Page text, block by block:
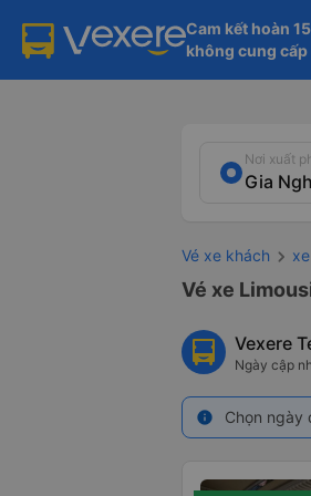
Cam kết hoàn
không cung
Nơi xuất
Vé xe khách
Vé xe
Vexere
Ngày cập
info Chọn ngày